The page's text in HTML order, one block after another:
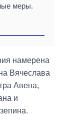
меры.
намерена
Вячеслава
Авена,
и